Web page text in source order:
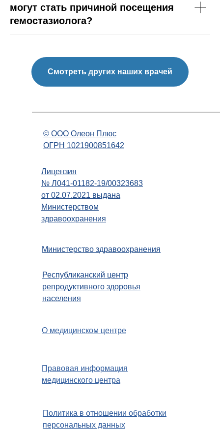
могут стать причиной посещения
гемостазиолога?
Смотреть других наших врачей
© OOO Олеон Плюс
ОГРН 1021900851642
Министерство здравоохранения
Республиканский центр
репродуктивного здоровья
населения
О медицинском центре
Политика в отношении обработки
персональных данных
Правовая информация
медицинского центра
Лицензия
№ Л041-01182-19/00323683
от 02.07.2021 выдана
Министерством
здравоохранения